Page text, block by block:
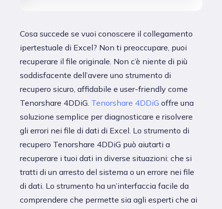
Cosa succede se vuoi conoscere il collegamento
ipertestuale di Excel? Non ti preoccupare, puoi
recuperare il file originale. Non c’è niente di più
soddisfacente dell’avere uno strumento di
recupero sicuro, affidabile e user-friendly come
Tenorshare 4DDiG. Tenorshare 4DDiG offre una
soluzione semplice per diagnosticare e risolvere
gli errori nei file di dati di Excel. Lo strumento di
recupero Tenorshare 4DDiG può aiutarti a
recuperare i tuoi dati in diverse situazioni: che si
tratti di un arresto del sistema o un errore nei file
di dati. Lo strumento ha un’interfaccia facile da
comprendere che permette sia agli esperti che ai